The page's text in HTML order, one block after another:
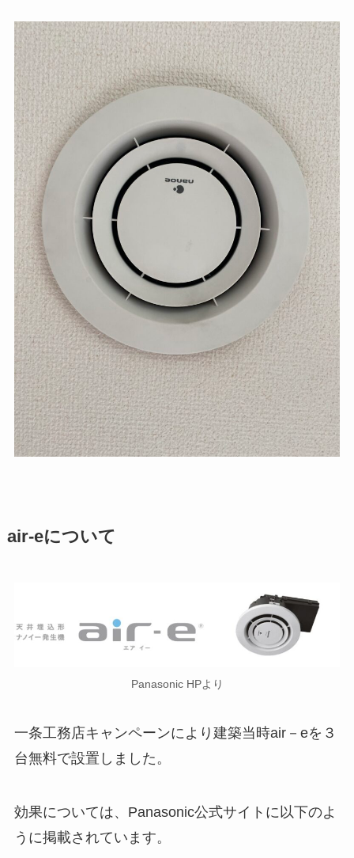
air-eについて
Panasonic HPより
一条工務店キャンペーンにより建築当時air－eを３
台無料で設置しました。
効果については、Panasonic公式サイトに以下のよ
うに掲載されています。